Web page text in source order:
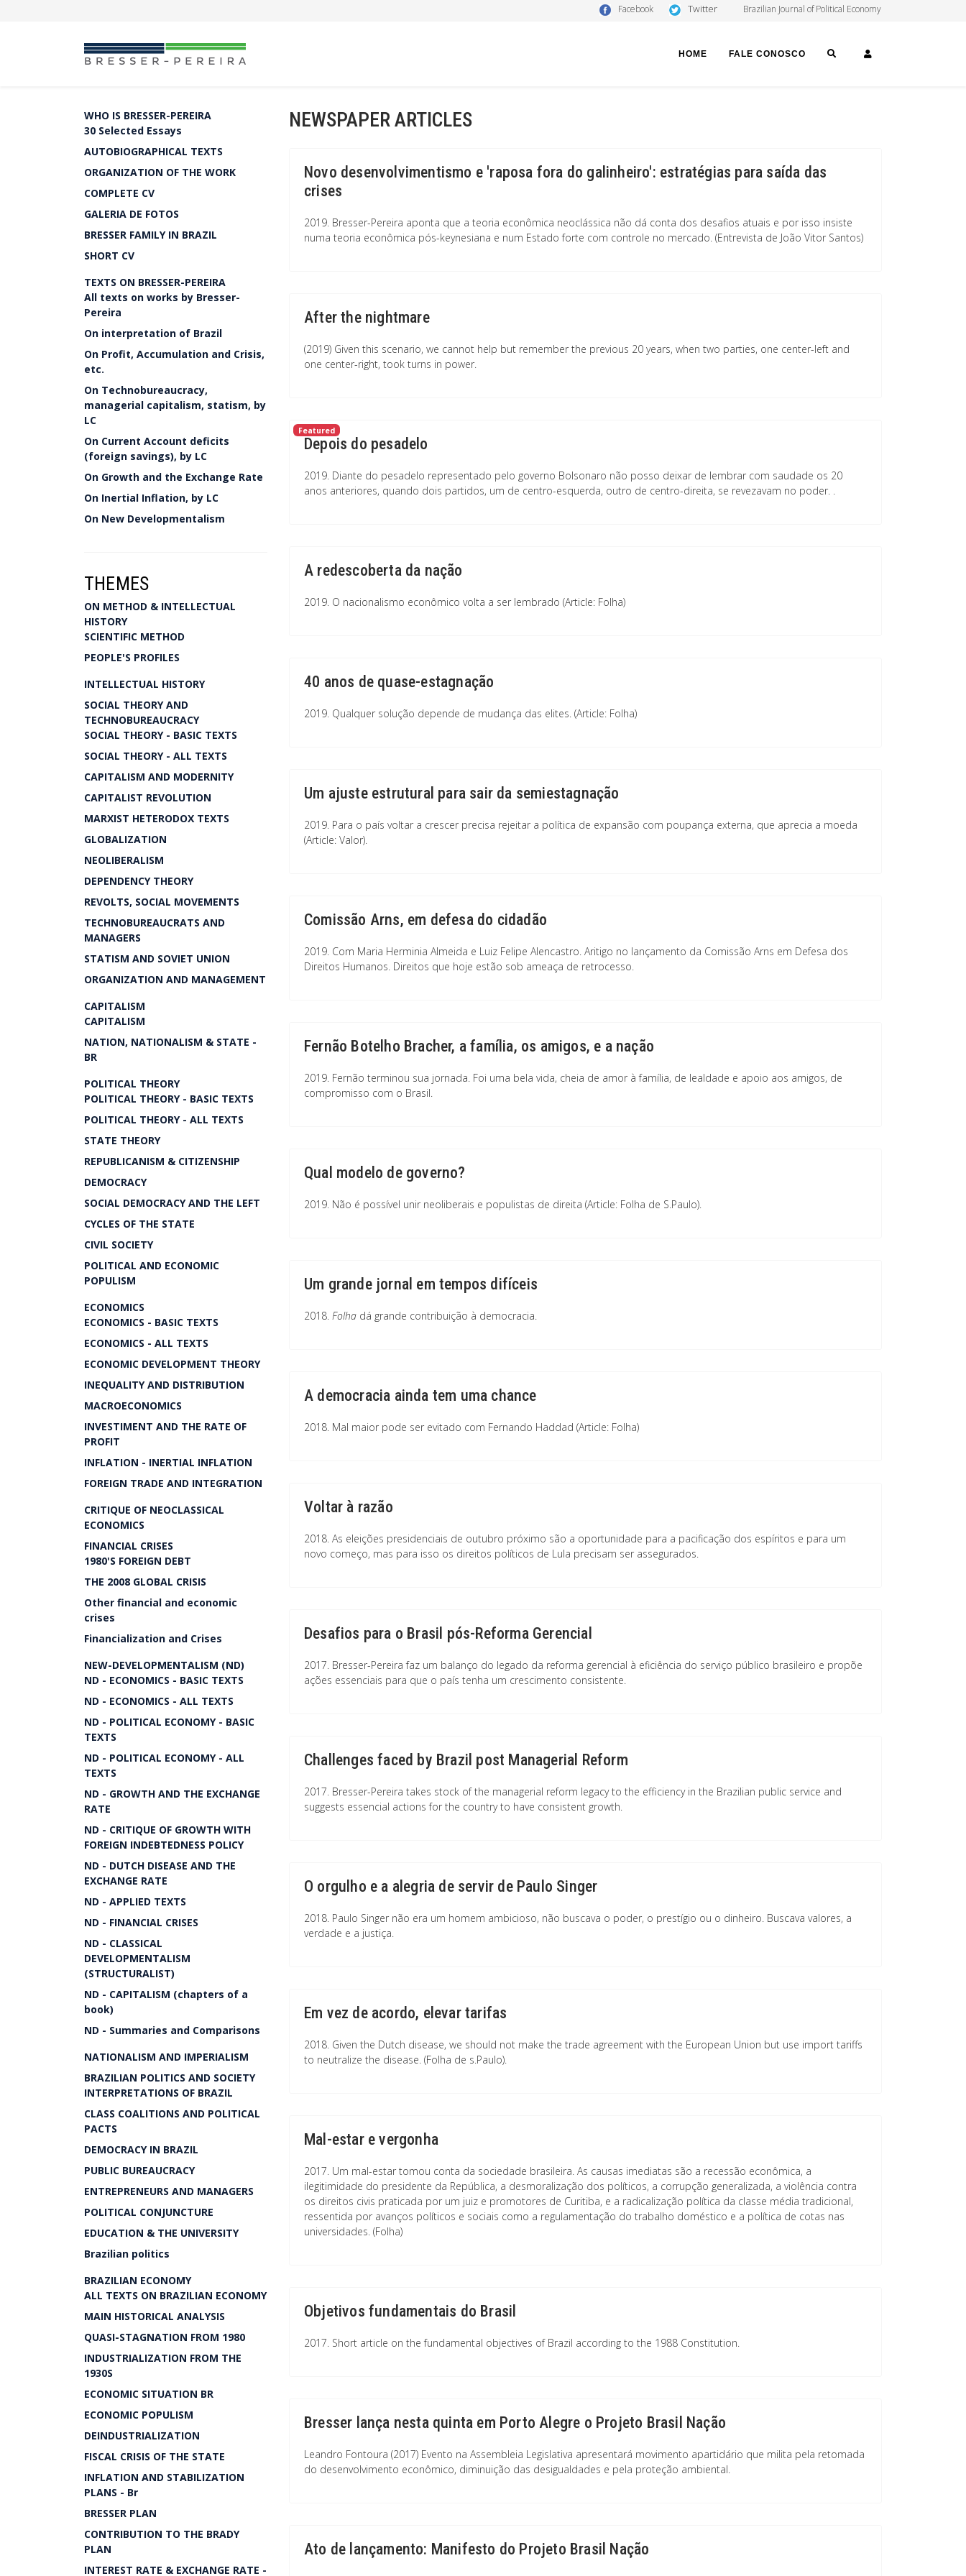
Facebook Twitter Brazilian Journal of Political Economy
HOME FALE CONOSCO SEARCH
WHO IS BRESSER-PEREIRA
30 Selected Essays
AUTOBIOGRAPHICAL TEXTS
ORGANIZATION OF THE WORK
COMPLETE CV
GALERIA DE FOTOS
BRESSER FAMILY IN BRAZIL
SHORT CV
TEXTS ON BRESSER-PEREIRA
All texts on works by Bresser-
Pereira
On interpretation of Brazil
On Profit, Accumulation and Crisis,
etc.
On Technobureaucracy,
managerial capitalism, statism, by
LC
On Current Account deficits
(foreign savings), by LC
On Growth and the Exchange Rate
On Inertial Inflation, by LC
On New Developmentalism
THEMES
ON METHOD & INTELLECTUAL
HISTORY
SCIENTIFIC METHOD
PEOPLE'S PROFILES
INTELLECTUAL HISTORY
SOCIAL THEORY AND
TECHNOBUREAUCRACY
SOCIAL THEORY - BASIC TEXTS
SOCIAL THEORY - ALL TEXTS
CAPITALISM AND MODERNITY
CAPITALIST REVOLUTION
MARXIST HETERODOX TEXTS
GLOBALIZATION
NEOLIBERALISM
DEPENDENCY THEORY
REVOLTS, SOCIAL MOVEMENTS
TECHNOBUREAUCRATS AND
MANAGERS
STATISM AND SOVIET UNION
ORGANIZATION AND MANAGEMENT
CAPITALISM
CAPITALISM
NATION, NATIONALISM & STATE -
BR
POLITICAL THEORY
POLITICAL THEORY - BASIC TEXTS
POLITICAL THEORY - ALL TEXTS
STATE THEORY
REPUBLICANISM & CITIZENSHIP
DEMOCRACY
SOCIAL DEMOCRACY AND THE LEFT
CYCLES OF THE STATE
CIVIL SOCIETY
POLITICAL AND ECONOMIC
POPULISM
ECONOMICS
ECONOMICS - BASIC TEXTS
ECONOMICS - ALL TEXTS
ECONOMIC DEVELOPMENT THEORY
INEQUALITY AND DISTRIBUTION
MACROECONOMICS
INVESTIMENT AND THE RATE OF
PROFIT
INFLATION - INERTIAL INFLATION
FOREIGN TRADE AND INTEGRATION
CRITIQUE OF NEOCLASSICAL
ECONOMICS
FINANCIAL CRISES
1980'S FOREIGN DEBT
THE 2008 GLOBAL CRISIS
Other financial and economic
crises
Financialization and Crises
NEW-DEVELOPMENTALISM (ND)
ND - ECONOMICS - BASIC TEXTS
ND - ECONOMICS - ALL TEXTS
ND - POLITICAL ECONOMY - BASIC
TEXTS
ND - POLITICAL ECONOMY - ALL
TEXTS
ND - GROWTH AND THE EXCHANGE
RATE
ND - CRITIQUE OF GROWTH WITH
FOREIGN INDEBTEDNESS POLICY
ND - DUTCH DISEASE AND THE
EXCHANGE RATE
ND - APPLIED TEXTS
ND - FINANCIAL CRISES
ND - CLASSICAL
DEVELOPMENTALISM
(STRUCTURALIST)
ND - CAPITALISM (chapters of a
book)
ND - Summaries and Comparisons
NATIONALISM AND IMPERIALISM
BRAZILIAN POLITICS AND SOCIETY
INTERPRETATIONS OF BRAZIL
CLASS COALITIONS AND POLITICAL
PACTS
DEMOCRACY IN BRAZIL
PUBLIC BUREAUCRACY
ENTREPRENEURS AND MANAGERS
POLITICAL CONJUNCTURE
EDUCATION & THE UNIVERSITY
Brazilian politics
BRAZILIAN ECONOMY
ALL TEXTS ON BRAZILIAN ECONOMY
MAIN HISTORICAL ANALYSIS
QUASI-STAGNATION FROM 1980
INDUSTRIALIZATION FROM THE
1930S
ECONOMIC SITUATION BR
ECONOMIC POPULISM
DEINDUSTRIALIZATION
FISCAL CRISIS OF THE STATE
INFLATION AND STABILIZATION
PLANS - Br
BRESSER PLAN
CONTRIBUTION TO THE BRADY
PLAN
INTEREST RATE & EXCHANGE RATE -
NEWSPAPER ARTICLES
Novo desenvolvimentismo e 'raposa fora do galinheiro': estratégias para saída das
crises
2019. Bresser-Pereira aponta que a teoria econômica neoclássica não dá conta dos desafios atuais e por isso insiste
numa teoria econômica pós-keynesiana e num Estado forte com controle no mercado. (Entrevista de João Vitor Santos)
After the nightmare
(2019) Given this scenario, we cannot help but remember the previous 20 years, when two parties, one center-left and
one center-right, took turns in power.
Featured
Depois do pesadelo
2019. Diante do pesadelo representado pelo governo Bolsonaro não posso deixar de lembrar com saudade os 20
anos anteriores, quando dois partidos, um de centro-esquerda, outro de centro-direita, se revezavam no poder. .
A redescoberta da nação
2019. O nacionalismo econômico volta a ser lembrado (Article: Folha)
40 anos de quase-estagnação
2019. Qualquer solução depende de mudança das elites. (Article: Folha)
Um ajuste estrutural para sair da semiestagnação
2019. Para o país voltar a crescer precisa rejeitar a política de expansão com poupança externa, que aprecia a moeda
(Article: Valor).
Comissão Arns, em defesa do cidadão
2019. Com Maria Herminia Almeida e Luiz Felipe Alencastro. Aritigo no lançamento da Comissão Arns em Defesa dos
Direitos Humanos. Direitos que hoje estão sob ameaça de retrocesso.
Fernão Botelho Bracher, a família, os amigos, e a nação
2019. Fernão terminou sua jornada. Foi uma bela vida, cheia de amor à família, de lealdade e apoio aos amigos, de
compromisso com o Brasil.
Qual modelo de governo?
2019. Não é possível unir neoliberais e populistas de direita (Article: Folha de S.Paulo).
Um grande jornal em tempos difíceis
2018. Folha dá grande contribuição à democracia.
A democracia ainda tem uma chance
2018. Mal maior pode ser evitado com Fernando Haddad (Article: Folha)
Voltar à razão
2018. As eleições presidenciais de outubro próximo são a oportunidade para a pacificação dos espíritos e para um
novo começo, mas para isso os direitos políticos de Lula precisam ser assegurados.
Desafios para o Brasil pós-Reforma Gerencial
2017. Bresser-Pereira faz um balanço do legado da reforma gerencial à eficiência do serviço público brasileiro e propõe
ações essenciais para que o país tenha um crescimento consistente.
Challenges faced by Brazil post Managerial Reform
2017. Bresser-Pereira takes stock of the managerial reform legacy to the efficiency in the Brazilian public service and
suggests essencial actions for the country to have consistent growth.
O orgulho e a alegria de servir de Paulo Singer
2018. Paulo Singer não era um homem ambicioso, não buscava o poder, o prestígio ou o dinheiro. Buscava valores, a
verdade e a justiça.
Em vez de acordo, elevar tarifas
2018. Given the Dutch disease, we should not make the trade agreement with the European Union but use import tariffs
to neutralize the disease. (Folha de s.Paulo).
Mal-estar e vergonha
2017. Um mal-estar tomou conta da sociedade brasileira. As causas imediatas são a recessão econômica, a
ilegitimidade do presidente da República, a desmoralização dos políticos, a corrupção generalizada, a violência contra
os direitos civis praticada por um juiz e promotores de Curitiba, e a radicalização política da classe média tradicional,
ressentida por avanços políticos e sociais como a regulamentação do trabalho doméstico e a política de cotas nas
universidades. (Folha)
Objetivos fundamentais do Brasil
2017. Short article on the fundamental objectives of Brazil according to the 1988 Constitution.
Bresser lança nesta quinta em Porto Alegre o Projeto Brasil Nação
Leandro Fontoura (2017) Evento na Assembleia Legislativa apresentará movimento apartidário que milita pela retomada
do desenvolvimento econômico, diminuição das desigualdades e pela proteção ambiental.
Ato de lançamento: Manifesto do Projeto Brasil Nação